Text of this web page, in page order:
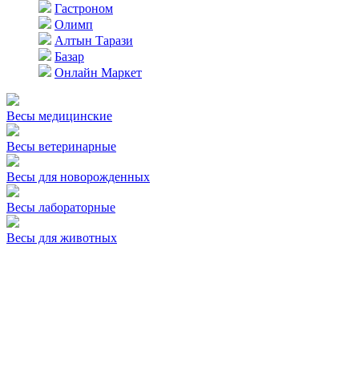
Гастроном
Олимп
Алтын Тарази
Базар
Онлайн Маркет
Весы медицинские
Весы ветеринарные
Весы для новорожденных
Весы лабораторные
Весы для животных